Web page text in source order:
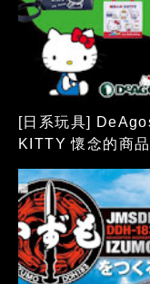
[日系玩具]
KITTY 懷念的商品